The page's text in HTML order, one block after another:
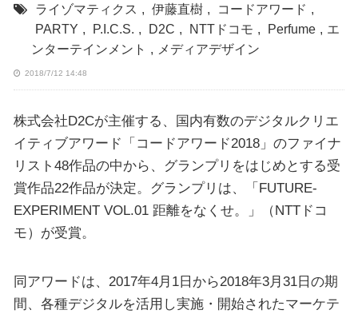
ライゾマティクス , 伊藤直樹 , コードアワード ,
PARTY , P.I.C.S. , D2C , NTTドコモ , Perfume , エ
ンターテインメント , メディアデザイン
2018/7/12 14:48
株式会社D2Cが主催する、国内有数のデジタルクリエ
イティブアワード「コードアワード2018」のファイナ
リスト48作品の中から、グランプリをはじめとする受
賞作品22作品が決定。グランプリは、「FUTURE-
EXPERIMENT VOL.01 距離をなくせ。」（NTTドコ
モ）が受賞。
同アワードは、2017年4月1日から2018年3月31日の期
間、各種デジタルを活用し実施・開始されたマーケテ